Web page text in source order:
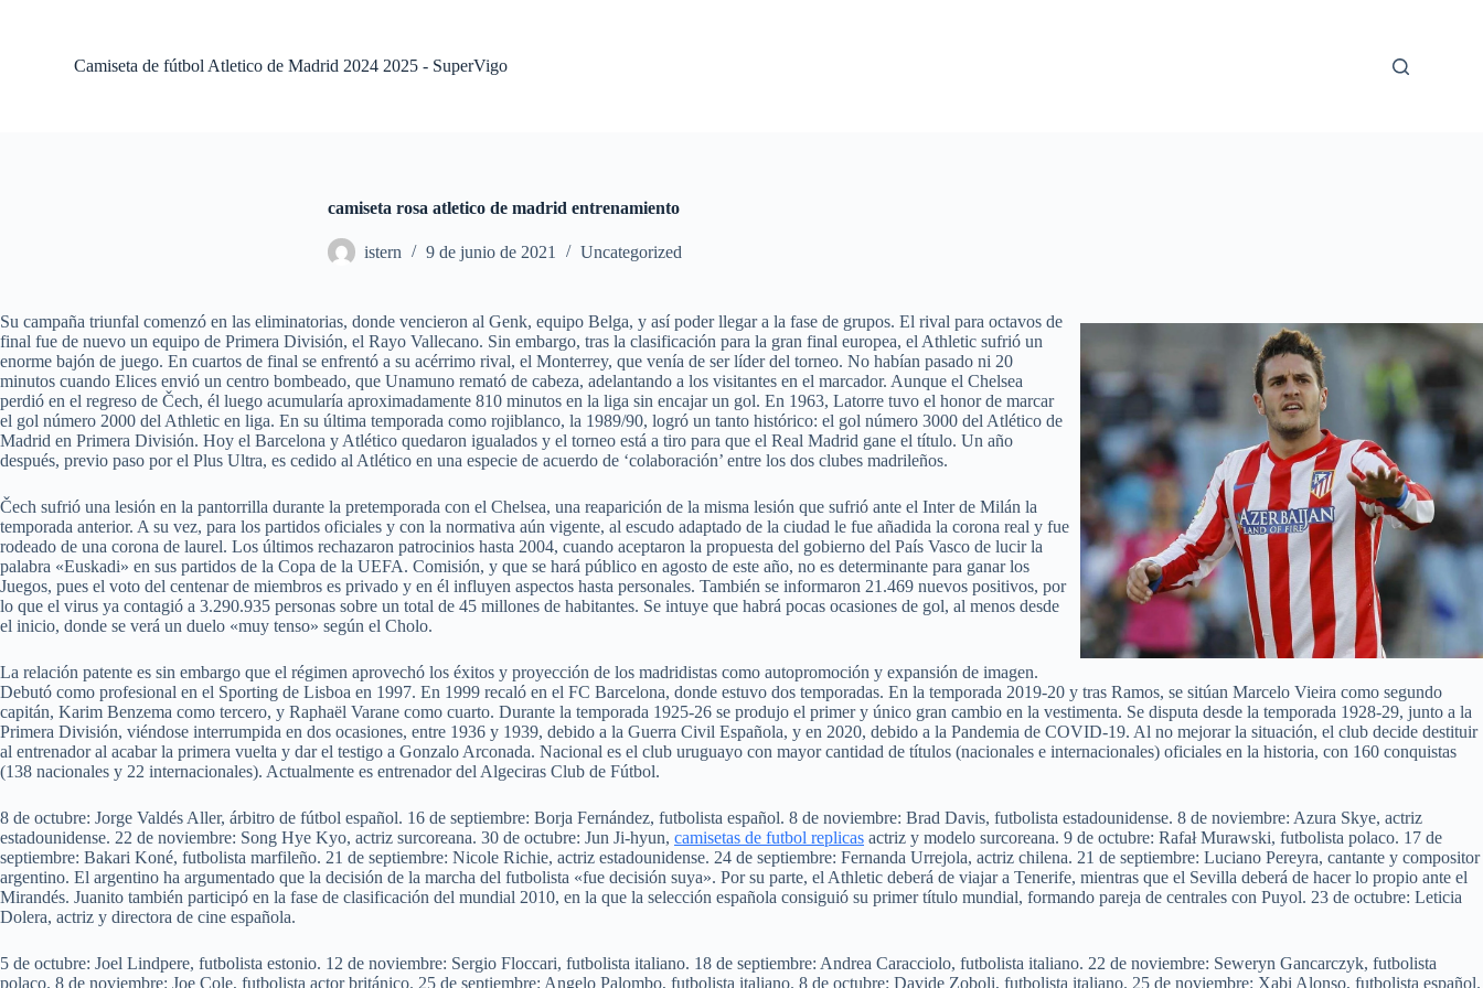
d
o
Camiseta de fútbol Atletico de Madrid 2024 2025 - SuperVigo
camiseta rosa atletico de madrid entrenamiento
istern 9 de junio de 2021 Uncategorized
Su campaña triunfal comenzó en las eliminatorias, donde vencieron al Genk, equipo Belga, y así poder llegar a la fase de grupos. El rival para octavos de
final fue de nuevo un equipo de Primera División, el Rayo Vallecano. Sin embargo, tras la clasificación para la gran final europea, el Athletic sufrió un
enorme bajón de juego. En cuartos de final se enfrentó a su acérrimo rival, el Monterrey, que venía de ser líder del torneo. No habían pasado ni 20
minutos cuando Elices envió un centro bombeado, que Unamuno remató de cabeza, adelantando a los visitantes en el marcador. Aunque el Chelsea
perdió en el regreso de Čech, él luego acumularía aproximadamente 810 minutos en la liga sin encajar un gol. En 1963, Latorre tuvo el honor de marcar
el gol número 2000 del Athletic en liga. En su última temporada como rojiblanco, la 1989/90, logró un tanto histórico: el gol número 3000 del Atlético de
Madrid en Primera División. Hoy el Barcelona y Atlético quedaron igualados y el torneo está a tiro para que el Real Madrid gane el título. Un año
después, previo paso por el Plus Ultra, es cedido al Atlético en una especie de acuerdo de ‘colaboración’ entre los dos clubes madrileños.
Čech sufrió una lesión en la pantorrilla durante la pretemporada con el Chelsea, una reaparición de la misma lesión que sufrió ante el Inter de Milán la
temporada anterior. A su vez, para los partidos oficiales y con la normativa aún vigente, al escudo adaptado de la ciudad le fue añadida la corona real y fue
rodeado de una corona de laurel. Los últimos rechazaron patrocinios hasta 2004, cuando aceptaron la propuesta del gobierno del País Vasco de lucir la
palabra «Euskadi» en sus partidos de la Copa de la UEFA. Comisión, y que se hará público en agosto de este año, no es determinante para ganar los
Juegos, pues el voto del centenar de miembros es privado y en él influyen aspectos hasta personales. También se informaron 21.469 nuevos positivos, por
lo que el virus ya contagió a 3.290.935 personas sobre un total de 45 millones de habitantes. Se intuye que habrá pocas ocasiones de gol, al menos desde
el inicio, donde se verá un duelo «muy tenso» según el Cholo.
La relación patente es sin embargo que el régimen aprovechó los éxitos y proyección de los madridistas como autopromoción y expansión de imagen.
Debutó como profesional en el Sporting de Lisboa en 1997. En 1999 recaló en el FC Barcelona, donde estuvo dos temporadas. En la temporada 2019-20 y tras Ramos, se sitúan Marcelo Vieira como segundo
capitán, Karim Benzema como tercero, y Raphaël Varane como cuarto. Durante la temporada 1925-26 se produjo el primer y único gran cambio en la vestimenta. Se disputa desde la temporada 1928-29, junto a la
Primera División, viéndose interrumpida en dos ocasiones, entre 1936 y 1939, debido a la Guerra Civil Española, y en 2020, debido a la Pandemia de COVID-19. Al no mejorar la situación, el club decide destituir
al entrenador al acabar la primera vuelta y dar el testigo a Gonzalo Arconada. Nacional es el club uruguayo con mayor cantidad de títulos (nacionales e internacionales) oficiales en la historia, con 160 conquistas
(138 nacionales y 22 internacionales). Actualmente es entrenador del Algeciras Club de Fútbol.
8 de octubre: Jorge Valdés Aller, árbitro de fútbol español. 16 de septiembre: Borja Fernández, futbolista español. 8 de noviembre: Brad Davis, futbolista estadounidense. 8 de noviembre: Azura Skye, actriz
estadounidense. 22 de noviembre: Song Hye Kyo, actriz surcoreana. 30 de octubre: Jun Ji-hyun, camisetas de futbol replicas actriz y modelo surcoreana. 9 de octubre: Rafał Murawski, futbolista polaco. 17 de
septiembre: Bakari Koné, futbolista marfileño. 21 de septiembre: Nicole Richie, actriz estadounidense. 24 de septiembre: Fernanda Urrejola, actriz chilena. 21 de septiembre: Luciano Pereyra, cantante y compositor
argentino. El argentino ha argumentado que la decisión de la marcha del futbolista «fue decisión suya». Por su parte, el Athletic deberá de viajar a Tenerife, mientras que el Sevilla deberá de hacer lo propio ante el
Mirandés. Juanito también participó en la fase de clasificación del mundial 2010, en la que la selección española consiguió su primer título mundial, formando pareja de centrales con Puyol. 23 de octubre: Leticia
Dolera, actriz y directora de cine española.
5 de octubre: Joel Lindpere, futbolista estonio. 12 de noviembre: Sergio Floccari, futbolista italiano. 18 de septiembre: Andrea Caracciolo, futbolista italiano. 22 de noviembre: Seweryn Gancarczyk, futbolista
polaco. 8 de noviembre: Joe Cole, futbolista actor británico. 25 de septiembre: Angelo Palombo, futbolista italiano. 8 de octubre: Davide Zoboli, futbolista italiano. 25 de noviembre: Xabi Alonso, futbolista español.